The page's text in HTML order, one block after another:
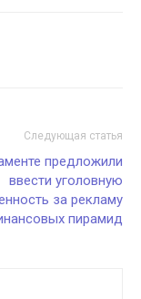
Следующая статья
предложили
ввести уголовную
за рекламу
пирамид